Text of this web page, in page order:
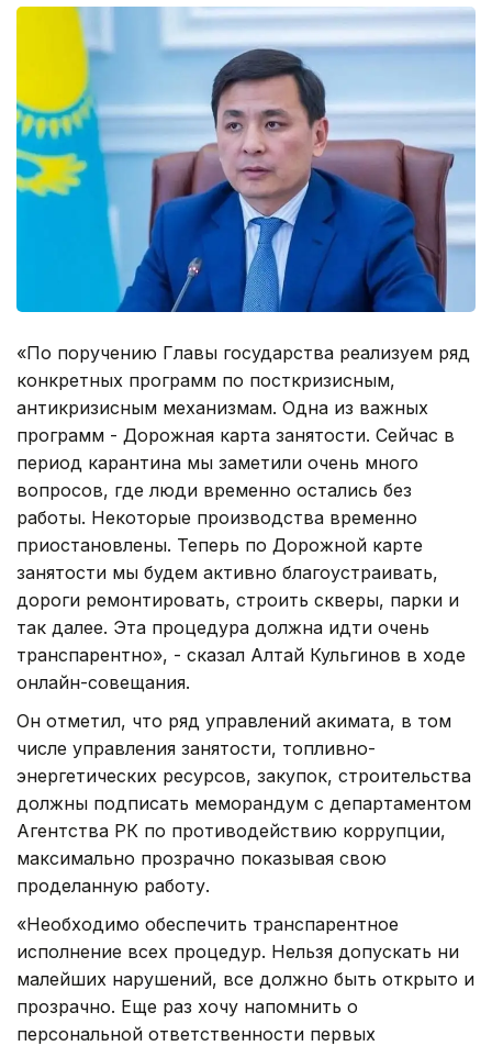
«По поручению Главы государства реализуем ряд
конкретных программ по посткризисным,
антикризисным механизмам. Одна из важных
программ - Дорожная карта занятости. Сейчас в
период карантина мы заметили очень много
вопросов, где люди временно остались без
работы. Некоторые производства временно
приостановлены. Теперь по Дорожной карте
занятости мы будем активно благоустраивать,
дороги ремонтировать, строить скверы, парки и
так далее. Эта процедура должна идти очень
транспарентно», - сказал Алтай Кульгинов в ходе
онлайн-совещания.
Он отметил, что ряд управлений акимата, в том
числе управления занятости, топливно-
энергетических ресурсов, закупок, строительства
должны подписать меморандум с департаментом
Агентства РК по противодействию коррупции,
максимально прозрачно показывая свою
проделанную работу.
«Необходимо обеспечить транспарентное
исполнение всех процедур. Нельзя допускать ни
малейших нарушений, все должно быть открыто и
прозрачно. Еще раз хочу напомнить о
персональной ответственности первых